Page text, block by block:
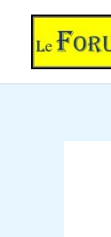
contenu